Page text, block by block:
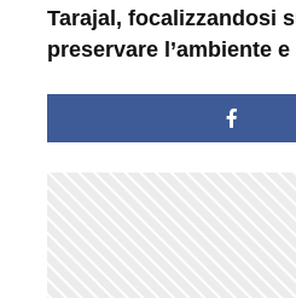
Tarajal, focalizzandosi
preservare l’ambiente